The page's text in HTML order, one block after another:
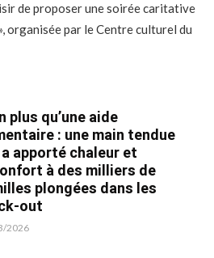
de proposer une soirée caritative
organisée par le Centre culturel du
plus qu’une aide
: une main tendue
apporté chaleur et
à des milliers de
plongées dans les
out
2026